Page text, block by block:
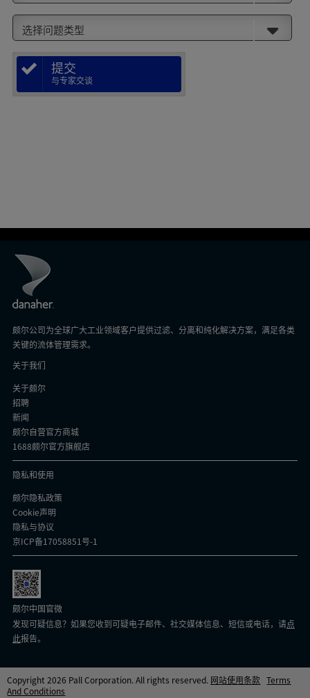
选择问题类型
提交
与专家交谈
颇尔公司为全球广大工业领域客户提供过滤、分离和纯化解决方案，满足各类
关键的流体管理需求。
关于我们
关于颇尔
招聘
新闻
颇尔自营官方商城
1688颇尔官方旗舰店
隐私和使用
颇尔隐私政策
Cookie声明
隐私与协议
京ICP备17058851号-1
颇尔中国官微
发现可疑信息？如果您收到可疑电子邮件、社交媒体信息、短信或电话，请点
此报告。
Copyright 2026 Pall Corporation. All rights reserved. 网站使用条款 Terms
And Conditions